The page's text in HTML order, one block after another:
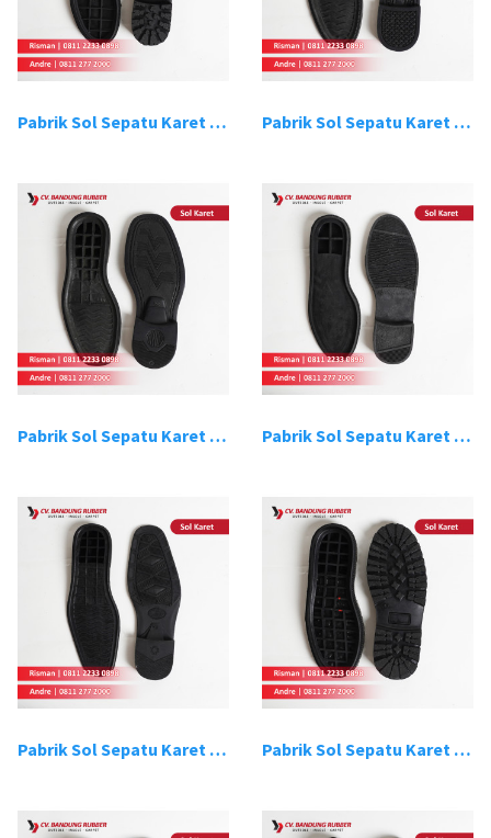
Pabrik Sol Sepatu Karet Bandung 1 Pabrik Sol Sepatu Karet Bandung 2
Pabrik Sol Sepatu Karet Bandung 3 Pabrik Sol Sepatu Karet Bandung 4
Pabrik Sol Sepatu Karet Bandung 5 Pabrik Sol Sepatu Karet Bandung 6